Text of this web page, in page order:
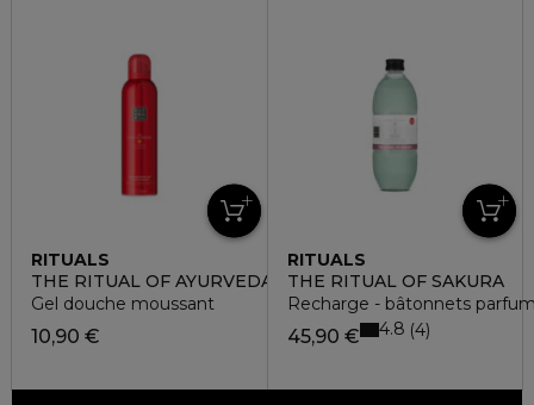
RITUALS
THE RITUAL OF AYURVEDA
Gel douche moussant
10,90 €
RITUALS
THE RITUAL OF SAKURA
Recharge - bâtonnets
45,90 € 4.8 4